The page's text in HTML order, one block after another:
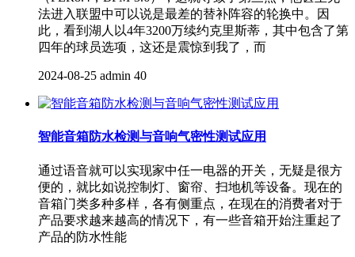
法进入联盟中可以说是最差的替补阵容的轮换中。因
此，看到湖人以4年3200万续约克里斯蒂，其中包含了第
四年的球员选项，这还是震惊到我了，而
2024-08-25 admin 40
智能音箱防水检测与音响气密性测试应用
通过语音就可以实现家中任一电器的开关，无疑是很方
便的，就比如说控制灯、窗帘、扫地机等设备。现在的
音箱门类多种多样，各有侧重点，在现在的消费者对于
产品要求越来越高的情况下，有一些音箱开始注重起了
产品的防水性能